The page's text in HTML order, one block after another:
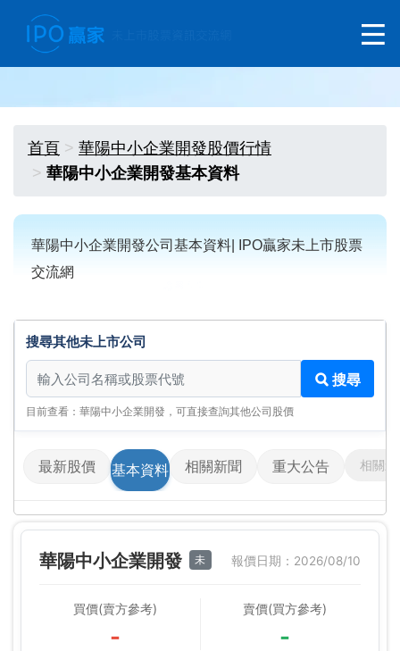
首頁
華陽中小企業開發股價行情
華陽中小企業開發基本資料
華陽中小企業開發公司基本資料| IPO贏家未上市股票
交流網
搜尋其他未上市公司
搜尋其他未上市公司
搜尋
目前查看：華陽中小企業開發，可直接查詢其他公司股價
最新股價 基本資料 相關新聞 重大公告 相關影
華陽中小企業開發 未 報價日期：2026/08/10
買價(賣方參考)
-
賣價(買方參考)
-